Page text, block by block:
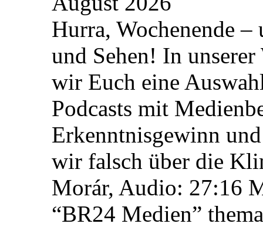
Hurra, Wochenende
und Sehen! In unserer
wir Euch eine
Podcasts mit
Erkenntnisgewinn
wir falsch über die
Morár, Audio: 27:16
“BR24 Medien”